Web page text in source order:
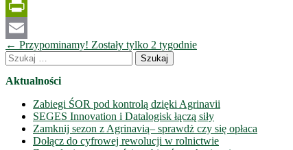
Twitter
PrintFriendly
Email
Nawigacja
wpisów
← Przypominamy! Zostały tylko 2 tygodnie
Szukaj:
Aktualności
Zabiegi ŚOR pod kontrolą dzięki Agrinavii
SEGES Innovation i Datalogisk łączą siły
Zamknij sezon z Agrinavią– sprawdż czy się opłaca
Dołącz do cyfrowej rewolucji w rolnictwie